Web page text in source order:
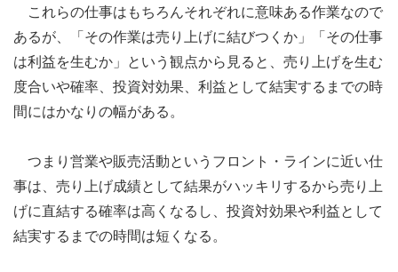
これらの仕事はもちろんそれぞれに意味ある作業なので
あるが、「その作業は売り上げに結びつくか」「その仕事
は利益を生むか」という観点から見ると、売り上げを生む
度合いや確率、投資対効果、利益として結実するまでの時
間にはかなりの幅がある。
つまり営業や販売活動というフロント・ラインに近い仕
事は、売り上げ成績として結果がハッキリするから売り上
げに直結する確率は高くなるし、投資対効果や利益として
結実するまでの時間は短くなる。